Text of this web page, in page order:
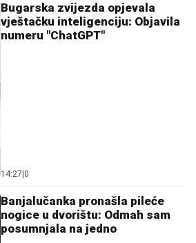
Bugarska zvijezda opjevala
vještačku inteligenciju: Objavila
numeru "ChatGPT"
14:27 0
Banjalučanka pronašla pileće
nogice u dvorištu: Odmah sam
posumnjala na jedno